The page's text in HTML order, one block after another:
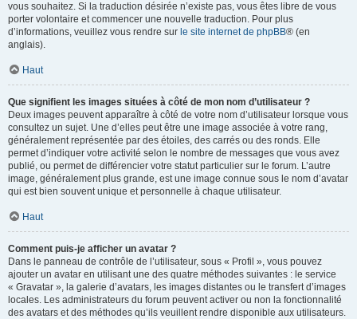
vous souhaitez. Si la traduction désirée n’existe pas, vous êtes libre de vous
porter volontaire et commencer une nouvelle traduction. Pour plus
d’informations, veuillez vous rendre sur le site internet de phpBB® (en
anglais).
Haut
Que signifient les images situées à côté de mon nom d’utilisateur ?
Deux images peuvent apparaître à côté de votre nom d’utilisateur lorsque vous
consultez un sujet. Une d’elles peut être une image associée à votre rang,
généralement représentée par des étoiles, des carrés ou des ronds. Elle
permet d’indiquer votre activité selon le nombre de messages que vous avez
publié, ou permet de différencier votre statut particulier sur le forum. L’autre
image, généralement plus grande, est une image connue sous le nom d’avatar
qui est bien souvent unique et personnelle à chaque utilisateur.
Haut
Comment puis-je afficher un avatar ?
Dans le panneau de contrôle de l’utilisateur, sous « Profil », vous pouvez
ajouter un avatar en utilisant une des quatre méthodes suivantes : le service
« Gravatar », la galerie d’avatars, les images distantes ou le transfert d’images
locales. Les administrateurs du forum peuvent activer ou non la fonctionnalité
des avatars et des méthodes qu’ils veuillent rendre disponible aux utilisateurs.